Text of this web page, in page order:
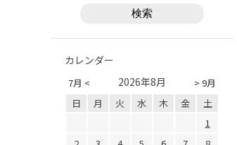
カレンダー
7月 < > 9月
2026年8月
日 月 火 水 木 金
土
1